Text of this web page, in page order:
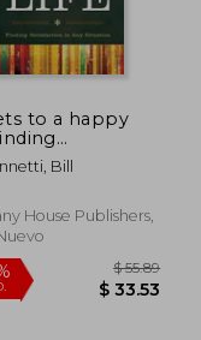
to a happy
in any
(en Inglés)
Bill
House Publishers,